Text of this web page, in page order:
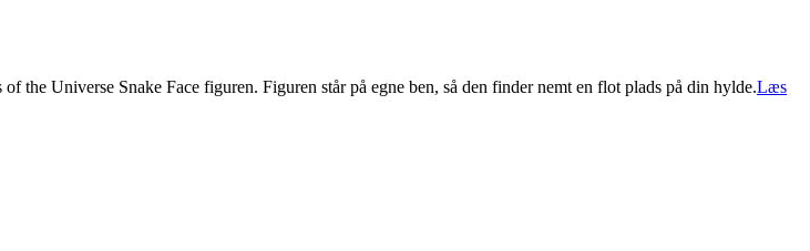
Universe Snake Face figuren. Figuren står på egne ben, så den finder nemt en flot plads på din hylde.Læs